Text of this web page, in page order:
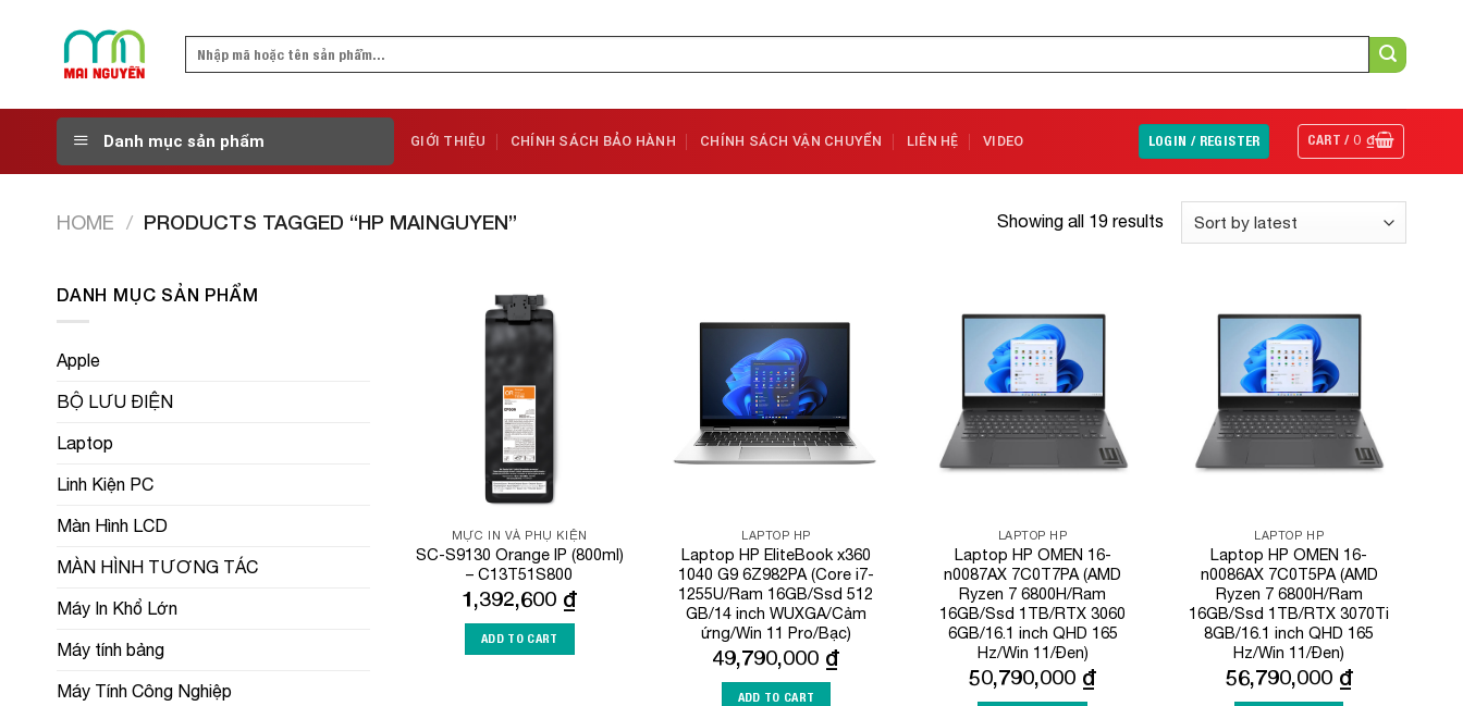
Search
Danh mục sản phẩm GIỚI THIỆU CHÍNH SÁCH BẢO HÀNH CHÍNH SÁCH VẬN CHUYỂN LIÊN HỆ VIDEO LOGIN / REGISTER CART /0₫
HOME / PRODUCTS TAGGED “HP MAINGUYEN” Showing all 19 results
DANH MỤC SẢN PHẨM
Apple
BỘ LƯU ĐIỆN
Laptop
Linh Kiện PC
Màn Hình LCD
MÀN HÌNH TƯƠNG TÁC
Máy In Khổ Lớn
Máy tính bảng
Máy Tính Công Nghiệp
MỰC IN VÀ PHỤ KIỆN
SC-S9130 Orange IP (800ml)
– C13T51S800
1,392,600 ₫
ADD TO CART
LAPTOP HP
Laptop HP EliteBook x360
1040 G9 6Z982PA (Core i7-
1255U/Ram 16GB/Ssd 512
GB/14 inch WUXGA/Cảm
ứng/Win 11 Pro/Bạc)
49,790,000 ₫
ADD TO CART
LAPTOP HP
Laptop HP OMEN 16-
n0087AX 7C0T7PA (AMD
Ryzen 7 6800H/Ram
16GB/Ssd 1TB/RTX 3060
6GB/16.1 inch QHD 165
Hz/Win 11/Đen)
50,790,000 ₫
LAPTOP HP
Laptop HP OMEN 16-
n0086AX 7C0T5PA (AMD
Ryzen 7 6800H/Ram
16GB/Ssd 1TB/RTX 3070Ti
8GB/16.1 inch QHD 165
Hz/Win 11/Đen)
56,790,000 ₫